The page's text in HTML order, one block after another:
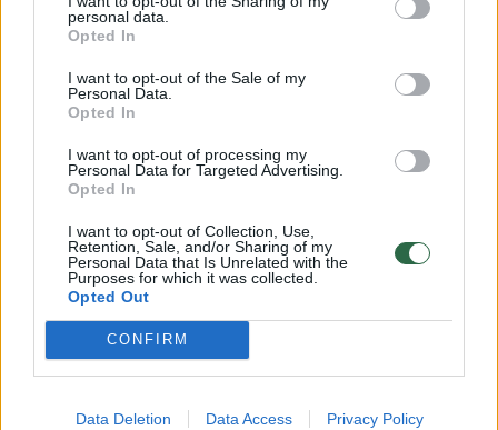
personal data.
Opted In
I want to opt-out of the Sale of my
Personal Data.
Opted In
I want to opt-out of processing my
Personal Data for Targeted Advertising.
Opted In
I want to opt-out of Collection, Use,
Retention, Sale, and/or Sharing of my
Personal Data that Is Unrelated with the
Purposes for which it was collected.
Opted Out
CONFIRM
Data Deletion Data Access Privacy Policy
13:20 // GAMKA, dark, new-wave, rock;
Lietuva
14:40 // DISCO.KOGNITYVAS, rock, indie,
poets; Lietuva
22:20 // LINEA ASPERA, darkwave, minimal,
coldwave, synth; JK
00:10 // SDH, synthwave, darkwave,
synthpop, EBM; Katalonija